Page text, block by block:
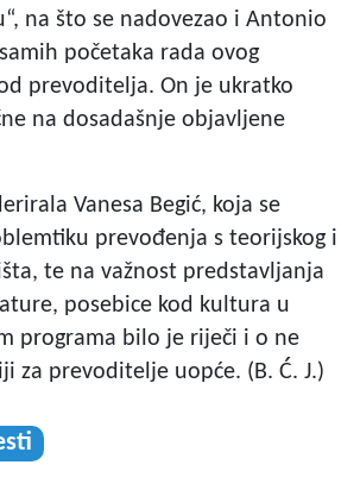
na što se nadovezao i Antonio
početaka rada ovog
prevoditelja. On je ukratko
na dosadašnje objavljene
Vanesa Begić, koja se
prevođenja s teorijskog i
te na važnost predstavljanja
posebice kod kultura u
programa bilo je riječi i o ne
za prevoditelje uopće. (B. Ć. J.)